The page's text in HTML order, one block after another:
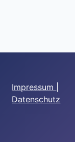
Impressum
Datenschutz